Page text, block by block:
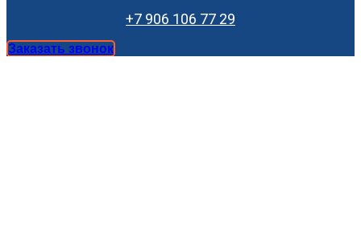
+7 906 106 77 29
Заказать звонок